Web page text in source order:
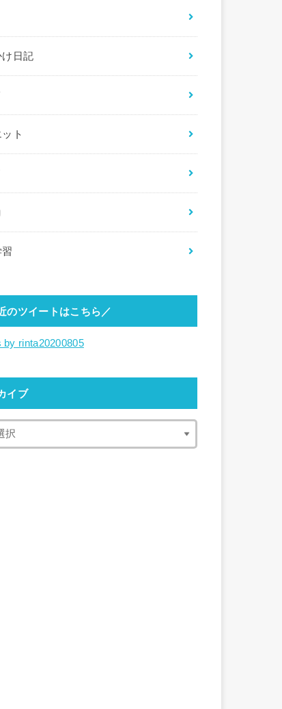
け日記
ト
のツイートはこちら／
by rinta20200805
イブ